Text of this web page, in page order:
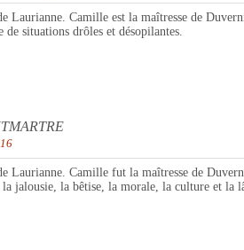
Laurianne. Camille est la maîtresse de
situations drôles et désopilantes.
Laurianne. Camille fut la maîtresse de
jalousie, la bêtise, la morale, la culture et la